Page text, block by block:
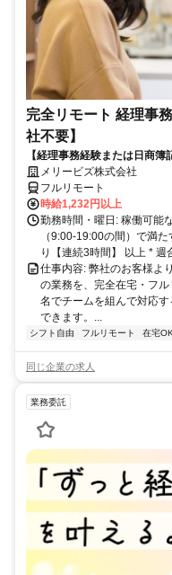
完全リモート 経理事
社不要】
【経理事務経験または日商
完全在宅で育児・介護中の方
メリービズ株式会社
フルリモート
時給1,232円以上
勤務時間・曜日: 稼働可能
（9:00-19:00の間）で満
り【連続3時間】 以上 * 週
仕事内容: 弊社のお客様よ
の業務を、完全在宅・フ
名でチームを組んで対応
できます。...
シフト自由 フルリモート 在宅OK
同じ企業の求人
業務委託